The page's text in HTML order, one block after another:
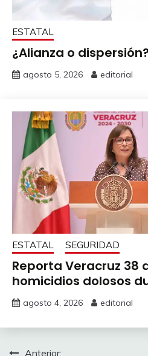
ESTATAL
¿Alianza o dispersión?
agosto 5, 2026 editorial
ESTATAL SEGURIDAD
Reporta Veracruz 38
homicidios dolosos
agosto 4, 2026 editorial
Anterior: